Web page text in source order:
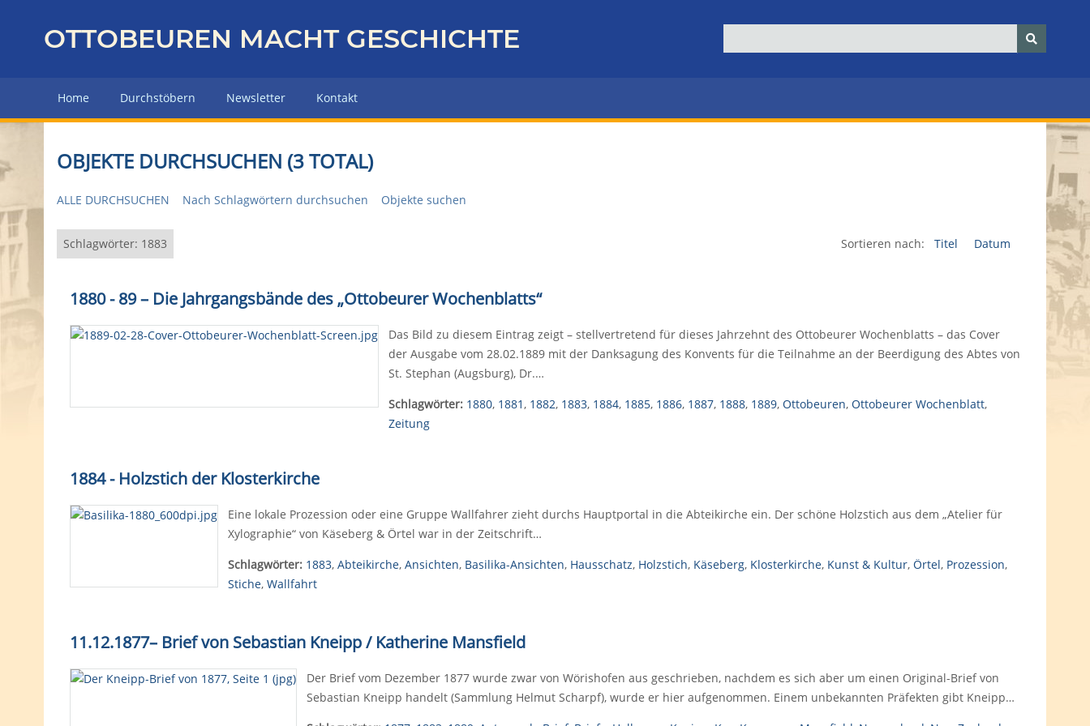
z
r
H
u
p
e
OTTOBEUREN MACHT GESCHICHTE
Home Durchstöbern Newsletter Kontakt
OBJEKTE DURCHSUCHEN (3 TOTAL)
ALLE DURCHSUCHEN Nach Schlagwörtern durchsuchen Objekte suchen
Schlagwörter: 1883 Sortieren nach: Titel Datum
1880 - 89 – Die Jahrgangsbände des „Ottobeurer Wochenblatts“
Das Bild zu diesem Eintrag zeigt – stellvertretend für dieses Jahrzehnt des Ottobeurer Wochenblatts – das Cover
der Ausgabe vom 28.02.1889 mit der Danksagung des Konvents für die Teilnahme an der Beerdigung des Abtes von
St. Stephan (Augsburg), Dr.…
Schlagwörter: 1880, 1881, 1882, 1883, 1884, 1885, 1886, 1887, 1888, 1889, Ottobeuren, Ottobeurer Wochenblatt,
Zeitung
1884 - Holzstich der Klosterkirche
Eine lokale Prozession oder eine Gruppe Wallfahrer zieht durchs Hauptportal in die Abteikirche ein. Der schöne Holzstich aus dem „Atelier für
Xylographie“ von Käseberg & Örtel war in der Zeitschrift…
Schlagwörter: 1883, Abteikirche, Ansichten, Basilika-Ansichten, Hausschatz, Holzstich, Käseberg, Klosterkirche, Kunst & Kultur, Örtel, Prozession,
Stiche, Wallfahrt
11.12.1877–Brief von Sebastian Kneipp / Katherine Mansfield
Der Brief vom Dezember 1877 wurde zwar von Wörishofen aus geschrieben, nachdem es sich aber um einen Original-Brief von
Sebastian Kneipp handelt (Sammlung Helmut Scharpf), wurde er hier aufgenommen. Einem unbekannten Präfekten gibt Kneipp…